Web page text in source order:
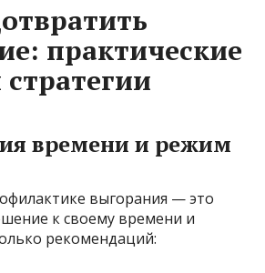
практические
времени и режим
выгорания — это
к своему времени и
рекомендаций: